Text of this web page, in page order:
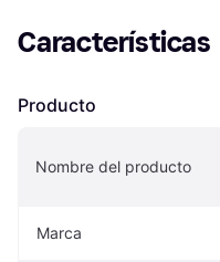
Características
Producto
Nombre del producto
Marca